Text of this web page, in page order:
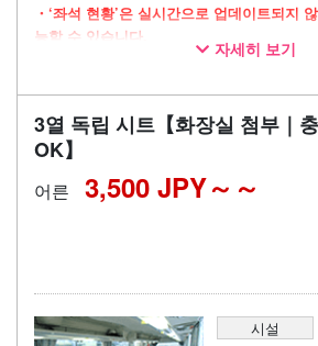
・‘좌석 현황’은 실시간으로 업데이트되지
능할 수 있습니다.
・이동 시간을 쾌적하게 보낼 수 있는 Wi-
자세히 보기
3열 독립 시트【화장실 첨부｜
OK】
어른 3,500 JPY～
시설